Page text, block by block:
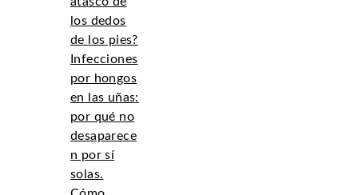
los dedos
de los pies?
Infecciones
por hongos
en las uñas:
por qué no
desaparece
n por sí
solas.